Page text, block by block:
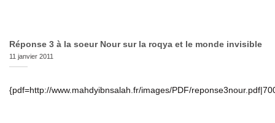
Réponse 3 à la soeur Nour sur la roqya et le monde invisible
11 janvier 2011
{pdf=http://www.mahdyibnsalah.fr/images/PDF/